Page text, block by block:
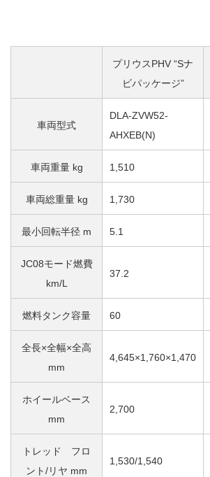
プリウスPHV “Sナ
ビパッケージ”
車両型式
DLA-ZVW52-
AHXEB(N)
車両重量 kg 1,510
車両総重量 kg 1,730
最小回転半径 m 5.1
JC08モード燃費
km/L
37.2
燃料タンク容量 60
全長×全幅×全高
mm
4,645×1,760×1,470
ホイールベース
mm
2,700
トレッド フロ
ント/リヤ mm
1,530/1,540